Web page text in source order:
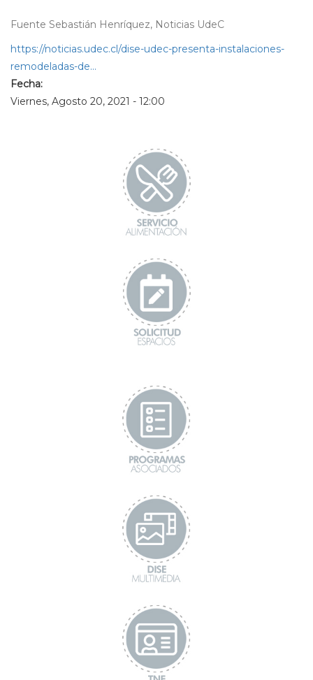
Fuente Sebastián Henríquez, Noticias UdeC
https://noticias.udec.cl/dise-udec-presenta-instalaciones-
remodeladas-de...
Fecha:
Viernes, Agosto 20, 2021 - 12:00